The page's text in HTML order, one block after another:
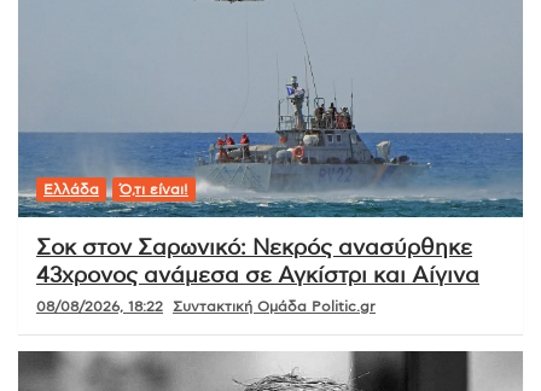
Ελλάδα Ό,τι είναι!
Σοκ στον Σαρωνικό: Νεκρός ανασύρθηκε
43χρονος ανάμεσα σε Αγκίστρι και Αίγινα
08/08/2026, 18:22 Συντακτική Ομάδα Politic.gr